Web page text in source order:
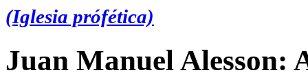
(Iglesia prófética)
Juan Manuel Alesson: